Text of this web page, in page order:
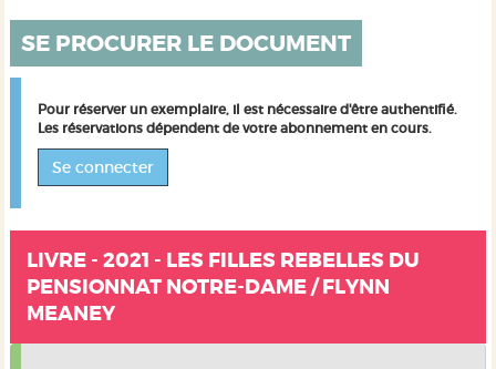
SE PROCURER LE DOCUMENT
Pour réserver un exemplaire, il est nécessaire d'être authentifié.
Les réservations dépendent de votre abonnement en cours.
Se connecter
LIVRE - 2021 - LES FILLES REBELLES DU
PENSIONNAT NOTRE-DAME / FLYNN
MEANEY